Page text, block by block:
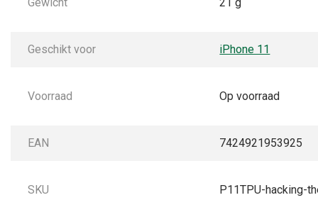
Geschikt voor iPhone 11
Voorraad Op voorraad
EAN 7424921953925
SKU P11TPU-hacking-